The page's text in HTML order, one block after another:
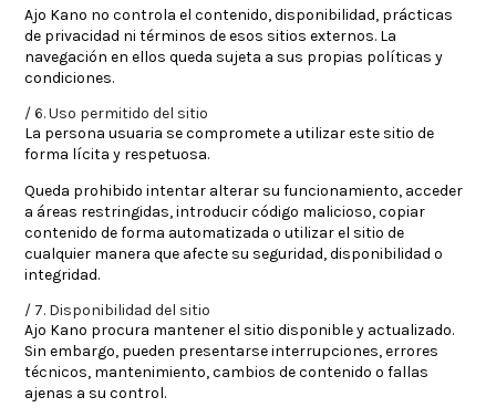
Ajo Kano no controla el contenido, disponibilidad, prácticas
de privacidad ni términos de esos sitios externos. La
navegación en ellos queda sujeta a sus propias políticas y
condiciones.
6. Uso permitido del sitio
La persona usuaria se compromete a utilizar este sitio de
forma lícita y respetuosa.
Queda prohibido intentar alterar su funcionamiento, acceder
a áreas restringidas, introducir código malicioso, copiar
contenido de forma automatizada o utilizar el sitio de
cualquier manera que afecte su seguridad, disponibilidad o
integridad.
7. Disponibilidad del sitio
Ajo Kano procura mantener el sitio disponible y actualizado.
Sin embargo, pueden presentarse interrupciones, errores
técnicos, mantenimiento, cambios de contenido o fallas
ajenas a su control.